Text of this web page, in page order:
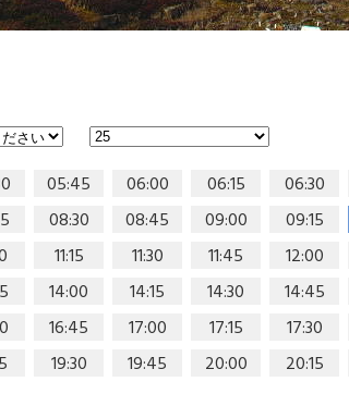
05:45 06:00 06:15 06:30
08:30 08:45 09:00 09:15
11:15 11:30 11:45 12:00
14:00 14:15 14:30 14:45
16:45 17:00 17:15 17:30
19:30 19:45 20:00 20:15